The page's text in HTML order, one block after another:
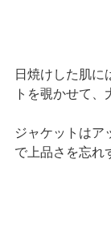
日焼けした肌に
トを覗かせて、
ジャケットはア
で上品さを忘れ